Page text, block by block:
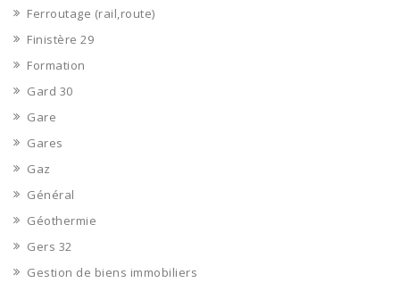
Ferroutage (rail,route)
Finistère 29
Formation
Gard 30
Gare
Gares
Gaz
Général
Géothermie
Gers 32
Gestion de biens immobiliers